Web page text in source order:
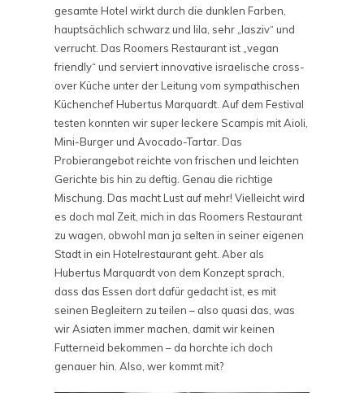
gesamte Hotel wirkt durch die dunklen Farben,
hauptsächlich schwarz und lila, sehr „lasziv“ und
verrucht. Das Roomers Restaurant ist „vegan
friendly“ und serviert innovative israelische cross-
over Küche unter der Leitung vom sympathischen
Küchenchef Hubertus Marquardt. Auf dem Festival
testen konnten wir super leckere Scampis mit Aioli,
Mini-Burger und Avocado-Tartar. Das
Probierangebot reichte von frischen und leichten
Gerichte bis hin zu deftig. Genau die richtige
Mischung. Das macht Lust auf mehr! Vielleicht wird
es doch mal Zeit, mich in das Roomers Restaurant
zu wagen, obwohl man ja selten in seiner eigenen
Stadt in ein Hotelrestaurant geht. Aber als
Hubertus Marquardt von dem Konzept sprach,
dass das Essen dort dafür gedacht ist, es mit
seinen Begleitern zu teilen – also quasi das, was
wir Asiaten immer machen, damit wir keinen
Futterneid bekommen – da horchte ich doch
genauer hin. Also, wer kommt mit?